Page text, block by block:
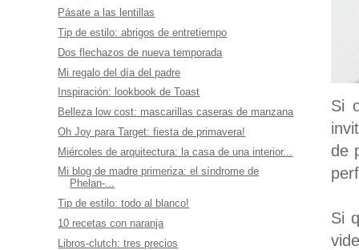
Si
de
Si
Pásate a las lentillas
Tip de estilo: abrigos de entretiempo
Dos flechazos de nueva temporada
Mi regalo del día del padre
Inspiración: lookbook de Toast
Belleza low cost: mascarillas caseras de manzana
Oh Joy para Target: fiesta de primavera!
Miércoles de arquitectura: la casa de una interior...
Mi blog de madre primeriza: el síndrome de
Phelan-...
Tip de estilo: todo al blanco!
10 recetas con naranja
Libros-clutch: tres precios